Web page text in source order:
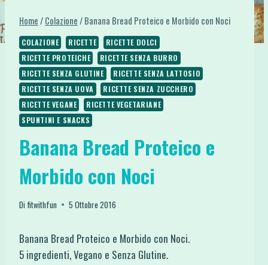
Home/Colazione/Banana Bread Proteico e Morbido con Noci
COLAZIONE RICETTE
RICETTE DOLCI
RICETTE PROTEICHE
RICETTE SENZA BURRO
RICETTE SENZA GLUTINE
RICETTE SENZA LATTOSIO
RICETTE SENZA UOVA
RICETTE SENZA ZUCCHERO
RICETTE VEGANE
RICETTE VEGETARIANE
SPUNTINI E SNACKS
Banana Bread Proteico e
Morbido con Noci
Difitwithfun 5 Ottobre 2016
Banana Bread Proteico e Morbido con Noci.
5 ingredienti, Vegano e Senza Glutine.